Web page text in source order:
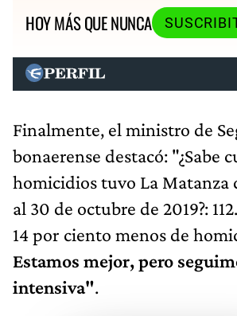
HOY MÁS QUE NUNCA
Finalmente, el ministro de
bonaerense destacó: "¿Sabe
homicidios tuvo La Matanza
al 30 de octubre de 2019?:
14 por ciento menos de
Estamos mejor, pero
intensiva".